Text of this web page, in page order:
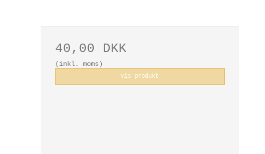
40,00 DKK
(inkl. moms)
Vis produkt